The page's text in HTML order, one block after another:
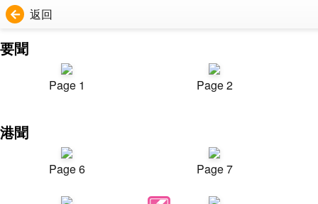
返回
要聞
Page 1 Page 2
港聞
Page 6 Page 7